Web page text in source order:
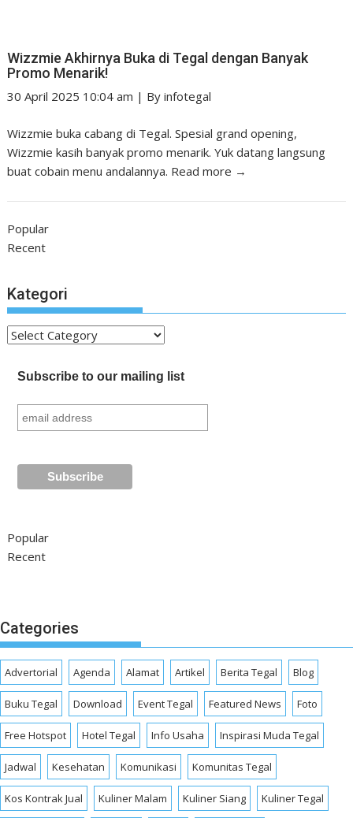
Wizzmie Akhirnya Buka di Tegal dengan Banyak
Promo Menarik!
30 April 2025 10:04 am | Byinfotegal
Wizzmie buka cabang di Tegal. Spesial grand opening,
Wizzmie kasih banyak promo menarik. Yuk datang langsung
buat cobain menu andalannya. Read more →
Popular
Recent
Kategori
Kategori
Subscribe to our mailing list
Popular
Recent
Categories
Advertorial Agenda Alamat Artikel Berita Tegal Blog
Buku Tegal Download Event Tegal Featured News Foto
Free Hotspot Hotel Tegal Info Usaha Inspirasi Muda Tegal
Jadwal Kesehatan Komunikasi Komunitas Tegal
Kos Kontrak Jual Kuliner Malam Kuliner Siang Kuliner Tegal